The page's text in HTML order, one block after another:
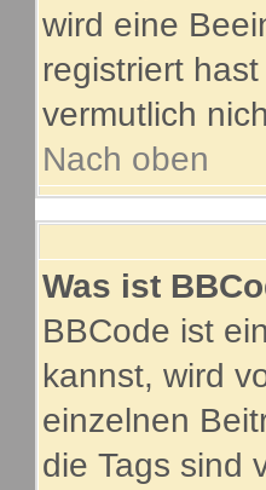
wird eine
registriert
vermutlich
Nach oben
Was ist
BBCode ist
kannst, wird
einzelnen
die Tags sind